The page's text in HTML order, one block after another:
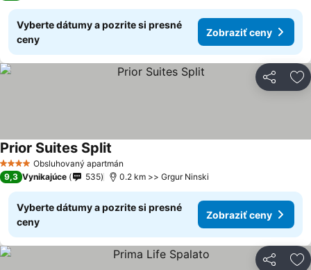
Vyberte dátumy a pozrite si presné
ceny
Zobraziť ceny
Zdieľať
4 Počet hviezdičiek
Obsluhovaný apartmán
Prior Suites Split
9,3 Vynikajúce 535 0.2 km >> Grgur Ninski
Vyberte dátumy a pozrite si presné
ceny
Zobraziť ceny
Zdieľať